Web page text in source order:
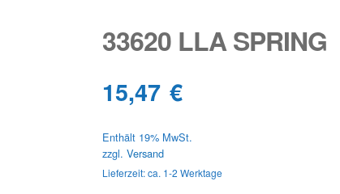
33620 LLA SPRING
15,47 €
Enthält 19% MwSt.
zzgl. Versand
Lieferzeit: ca. 1-2 Werktage